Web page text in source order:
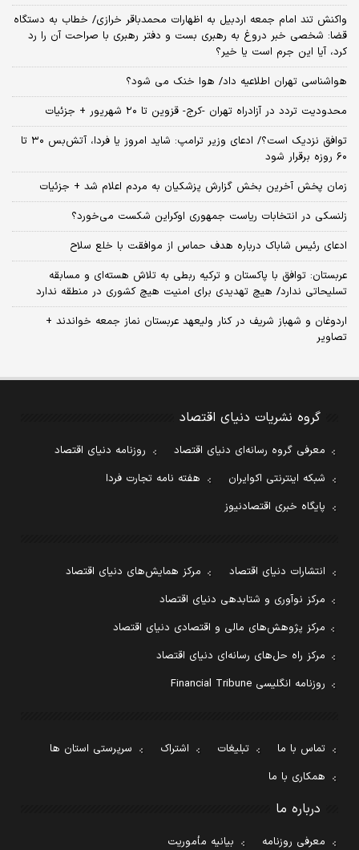
واکنش تند امام جمعه اردبیل به اظهارات محمدباقر خرازی/ خطاب به دستگاه
قضا: شخصی خبر دروغ به رهبری بست و دفتر رهبری با صراحت آن را رد
کرد، آیا این جرم است یا خیر؟
هواشناسی تهران اطلاعیه داد/ هوا خنک می شود؟
محدودیت تردد در آزادراه تهران -کرج- قزوین تا ۲۰ شهریور + جزئیات
توافق نزدیک است؟/ ادعای وزیر ترامپ: شاید امروز یا فردا، آتش‌بس ۳۰ تا
۶۰ روزه برقرار شود
زمان پخش آخرین بخش گزارش پزشکیان به مردم اعلام شد + جزئیات
زلنسکی در انتخابات ریاست جمهوری اوکراین شکست می‌خورد؟
ادعای رئیس شاباک درباره هدف حماس از موافقت با خلع سلاح
عربستان: توافق با پاکستان و ترکیه ربطی به تلاش هسته‌ای و مسابقه
تسلیحاتی ندارد/ هیچ تهدیدی برای امنیت هیچ کشوری در منطقه ندارد
اردوغان و شهباز شریف در کنار ولیعهد عربستان نماز جمعه خواندند +
تصاویر
گروه نشریات دنیای اقتصاد
معرفی گروه رسانه‌ای دنیای اقتصاد
روزنامه دنیای اقتصاد
شبکه اینترنتی اکوایران
هفته نامه تجارت فردا
پایگاه خبری اقتصادنیوز
انتشارات دنیای اقتصاد
مرکز همایش‌های دنیای اقتصاد
مرکز نوآوری و شتابدهی دنیای اقتصاد
مرکز پژوهش‌های مالی و اقتصادی دنیای اقتصاد
مرکز راه حل‌های رسانه‌ای دنیای اقتصاد
روزنامه انگلیسی Financial Tribune
تماس با ما تبلیغات اشتراک
سرپرستی استان ها
همکاری با ما
درباره ما
معرفی روزنامه بیانیه مأموریت